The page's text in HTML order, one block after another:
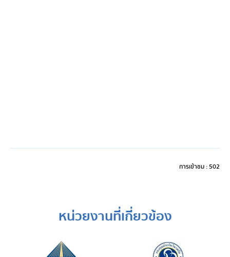
การเข้าชม : 502
หน่วยงานที่เกี่ยวข้อง